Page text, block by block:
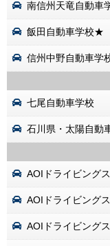
南信州天竜自動車
飯田自動車学校★
信州中野自動車学
七尾自動車学校
石川県・太陽自動
AOIドライビング
AOIドライビング
AOIドライビング